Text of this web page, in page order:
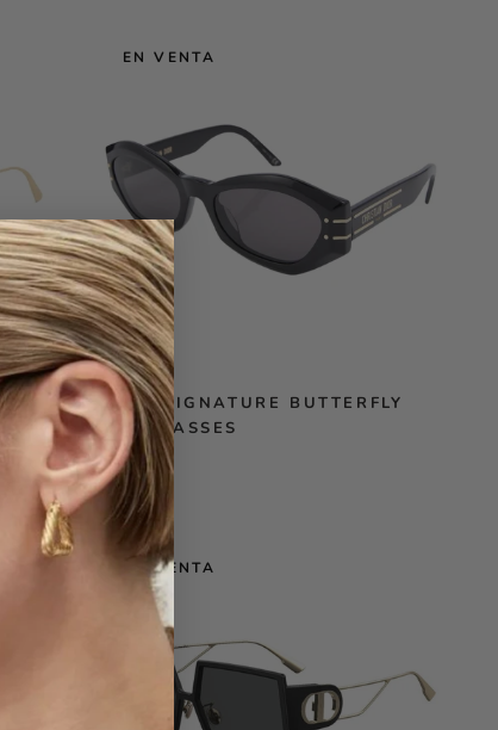
EN VENTA
DIOR SIGNATURE BUTTERFLY
SUNGLASSES
EN VENTA